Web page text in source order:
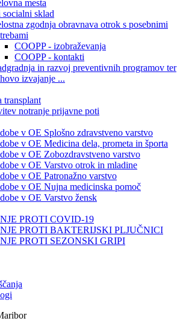
mesta
sklad
zgodnja obravnava otrok s posebnimi
COOPP - izobraževanja
COOPP - kontakti
in razvoj preventivnih programov ter
izvajanje ...
transplant
notranje prijavne poti
v OE Splošno zdravstveno varstvo
v OE Medicina dela, prometa in športa
v OE Zobozdravstveno varstvo
v OE Varstvo otrok in mladine
v OE Patronažno varstvo
v OE Nujna medicinska pomoč
v OE Varstvo žensk
PROTI COVID-19
PROTI BAKTERIJSKI PLJUČNICI
PROTI SEZONSKI GRIPI